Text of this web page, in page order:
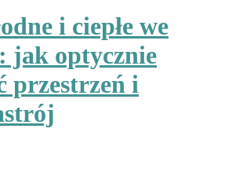
i ciepłe we
jak optycznie
przestrzeń i